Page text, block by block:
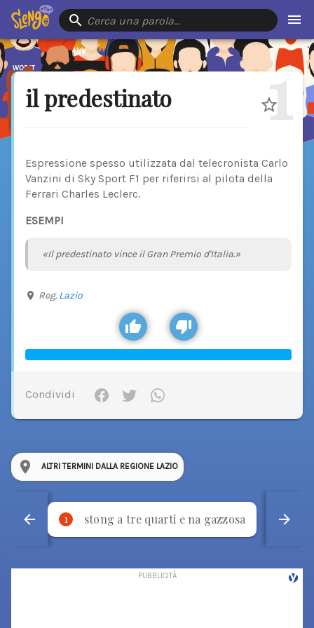
Cerca una parola…
il predestinato 1
Espressione spesso utilizzata dal telecronista Carlo
Vanzini di Sky Sport F1 per riferirsi al pilota della
Ferrari Charles Leclerc.
ESEMPI
«Il predestinato vince il Gran Premio d'Italia.»
Reg. Lazio
Condividi
ALTRI TERMINI DALLA REGIONE LAZIO
1 stong a tre quarti e na gazzosa 2